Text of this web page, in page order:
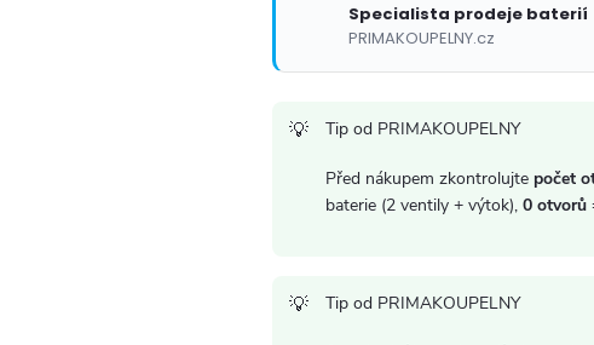
k
y
Specialista prodeje baterií
PRIMAKOUPELNY.cz
Tip od PRIMAKOUPELNY
Před nákupem zkontrolujte počet
baterie (2 ventily + výtok), 0 otvorů
Tip od PRIMAKOUPELNY